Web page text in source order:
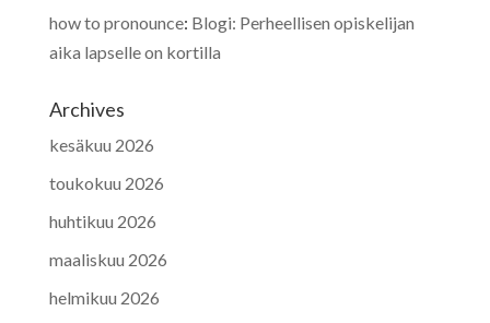
how to pronounce: Blogi: Perheellisen opiskelijan
aika lapselle on kortilla
Archives
kesäkuu 2026
toukokuu 2026
huhtikuu 2026
maaliskuu 2026
helmikuu 2026